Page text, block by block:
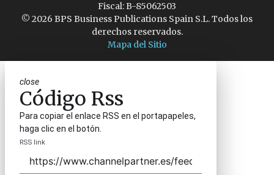
Fiscal: B-85062503
© 2026 BPS Business Publications Spain S.L. Todos los
derechos reservados.
Mapa del Sitio
close
Código Rss
Para copiar el enlace RSS en el portapapeles,
haga clic en el botón.
RSS link